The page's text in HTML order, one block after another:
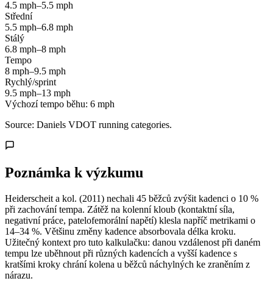
4.5 mph–5.5 mph
Střední
5.5 mph–6.8 mph
Stálý
6.8 mph–8 mph
Tempo
8 mph–9.5 mph
Rychlý/sprint
9.5 mph–13 mph
Výchozí tempo běhu: 6 mph
Source: Daniels VDOT running categories.
Poznámka k výzkumu
Heiderscheit a kol. (2011) nechali 45 běžců zvýšit kadenci o 10 %
při zachování tempa. Zátěž na kolenní kloub (kontaktní síla,
negativní práce, patelofemorální napětí) klesla napříč metrikami o
14–34 %. Většinu změny kadence absorbovala délka kroku.
Užitečný kontext pro tuto kalkulačku: danou vzdálenost při daném
tempu lze uběhnout při různých kadencích a vyšší kadence s
kratšími kroky chrání kolena u běžců náchylných ke zraněním z
nárazu.